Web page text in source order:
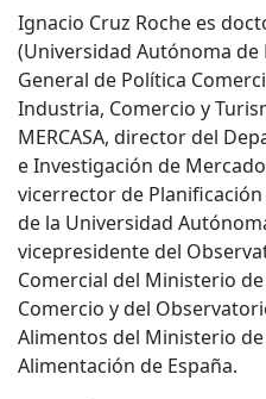
Ignacio Cruz Roche es
(Universidad Autónoma
General de Política
Industria, Comercio y
MERCASA, director del
e Investigación de
vicerrector de
de la Universidad
vicepresidente del
Comercial del Ministerio
Comercio y del
Alimentos del Ministerio
Alimentación de España.